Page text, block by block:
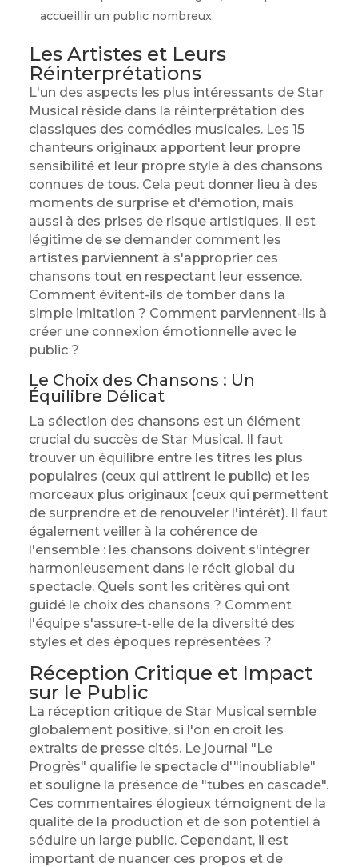
accueillir un public nombreux.
Les Artistes et Leurs
Réinterprétations
L'un des aspects les plus intéressants de Star
Musical réside dans la réinterprétation des
classiques des comédies musicales. Les 15
chanteurs originaux apportent leur propre
sensibilité et leur propre style à des chansons
connues de tous. Cela peut donner lieu à des
moments de surprise et d'émotion, mais
aussi à des prises de risque artistiques. Il est
légitime de se demander comment les
artistes parviennent à s'approprier ces
chansons tout en respectant leur essence.
Comment évitent-ils de tomber dans la
simple imitation ? Comment parviennent-ils à
créer une connexion émotionnelle avec le
public ?
Le Choix des Chansons : Un
Équilibre Délicat
La sélection des chansons est un élément
crucial du succès de Star Musical. Il faut
trouver un équilibre entre les titres les plus
populaires (ceux qui attirent le public) et les
morceaux plus originaux (ceux qui permettent
de surprendre et de renouveler l'intérêt). Il faut
également veiller à la cohérence de
l'ensemble : les chansons doivent s'intégrer
harmonieusement dans le récit global du
spectacle. Quels sont les critères qui ont
guidé le choix des chansons ? Comment
l'équipe s'assure-t-elle de la diversité des
styles et des époques représentées ?
Réception Critique et Impact
sur le Public
La réception critique de Star Musical semble
globalement positive, si l'on en croit les
extraits de presse cités. Le journal "Le
Progrès" qualifie le spectacle d'"inoubliable"
et souligne la présence de "tubes en cascade".
Ces commentaires élogieux témoignent de la
qualité de la production et de son potentiel à
séduire un large public. Cependant, il est
important de nuancer ces propos et de